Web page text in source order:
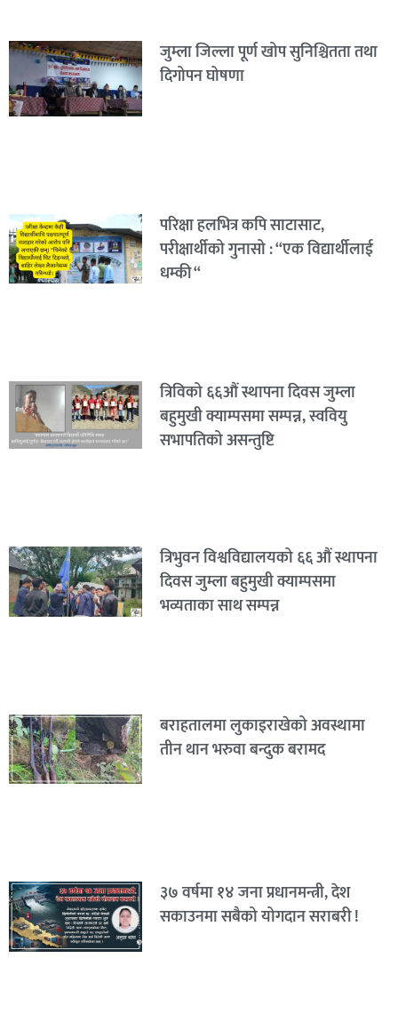
जुम्ला जिल्ला पूर्ण खोप सुनिश्चितता तथा
दिगोपन घोषणा
परिक्षा हलभित्र कपि साटासाट,
परीक्षार्थीको गुनासो : “एक विद्यार्थीलाई
धम्की “
त्रिविको ६६औं स्थापना दिवस जुम्ला
बहुमुखी क्याम्पसमा सम्पन्न, स्ववियु
सभापतिको असन्तुष्टि
त्रिभुवन विश्वविद्यालयको ६६ औं स्थापना
दिवस जुम्ला बहुमुखी क्याम्पसमा
भव्यताका साथ सम्पन्न
बराहतालमा लुकाइराखेको अवस्थामा
तीन थान भरुवा बन्दुक बरामद
३७ वर्षमा १४ जना प्रधानमन्त्री, देश
सकाउनमा सबैको योगदान सराबरी !